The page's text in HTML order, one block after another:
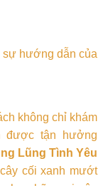
hướng dẫn của
không chỉ khám
được tận hưởng
Lũng Tình Yêu
cối xanh mướt